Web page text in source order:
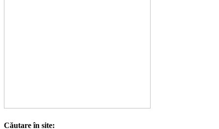
Căutare în site: